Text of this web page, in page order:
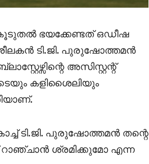
കൂടുതൽ ഭയക്കേണ്ടത് ഒഡീഷ
ടി.ജി. പുരുഷോത്തമൻ
അസിസ്റ്റന്റ്
കളിശൈലിയും
ടി.ജി. പുരുഷോത്തമൻ തന്റെ
റാഞ്ചാൻ ശ്രമിക്കുമോ എന്ന